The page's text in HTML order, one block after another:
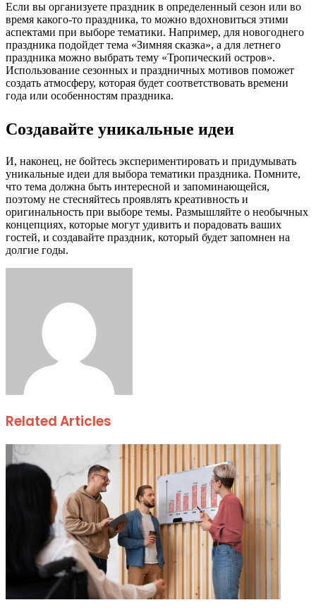
Если вы организуете праздник в определенный сезон или во
время какого-то праздника, то можно вдохновиться этими
аспектами при выборе тематики. Например, для новогоднего
праздника подойдет тема «Зимняя сказка», а для летнего
праздника можно выбрать тему «Тропический остров».
Использование сезонных и праздничных мотивов поможет
создать атмосферу, которая будет соответствовать времени
года или особенностям праздника.
Создавайте уникальные идеи
И, наконец, не бойтесь экспериментировать и придумывать
уникальные идеи для выбора тематики праздника. Помните,
что тема должна быть интересной и запоминающейся,
поэтому не стесняйтесь проявлять креативность и
оригинальность при выборе темы. Размышляйте о необычных
концепциях, которые могут удивить и порадовать ваших
гостей, и создавайте праздник, который будет запомнен на
долгие годы.
Related Articles